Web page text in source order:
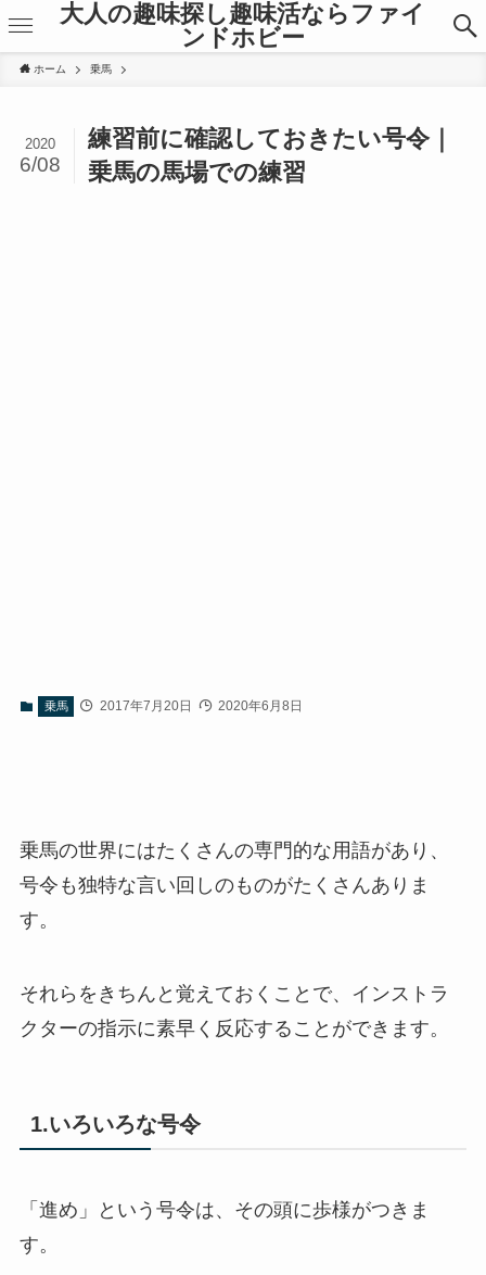
大人の趣味探し趣味活ならファイ
ンドホビー
ホーム 乗馬
練習前に確認しておきたい号令｜
乗馬の馬場での練習
2020
6/08
乗馬 2017年7月20日 2020年6月8日
乗馬の世界にはたくさんの専門的な用語があり、
号令も独特な言い回しのものがたくさんありま
す。
それらをきちんと覚えておくことで、インストラ
クターの指示に素早く反応することができます。
1.いろいろな号令
「進め」という号令は、その頭に歩様がつきま
す。